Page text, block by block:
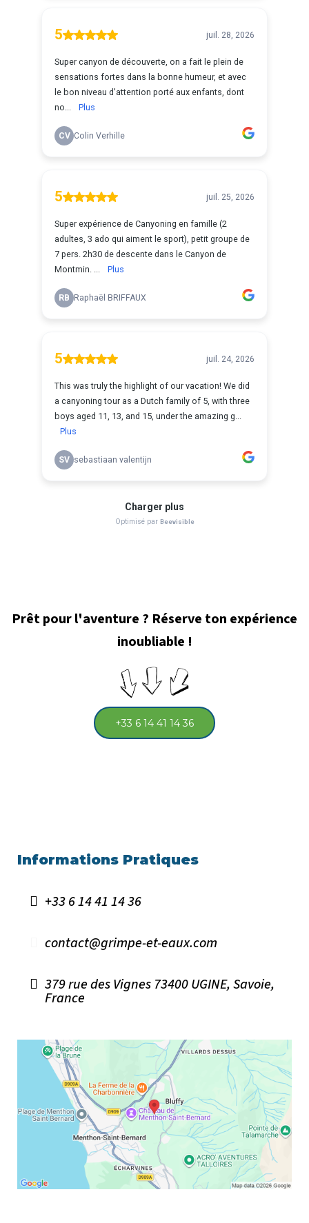
Prêt pour l'aventure ? Réserve ton expérience
inoubliable !
+33 6 14 41 14 36
Informations Pratiques
+33 6 14 41 14 36
contact@grimpe-et-eaux.com
379 rue des Vignes 73400 UGINE, Savoie,
France